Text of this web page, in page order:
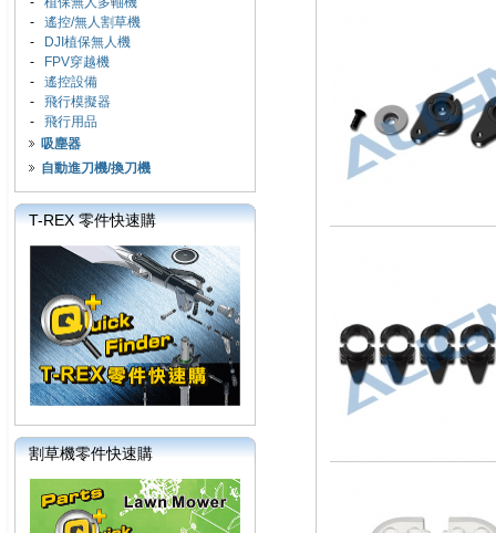
- 遙控/無人割草機
-
DJI植保無人機
-
FPV穿越機
- 遙控設備
- 飛行模擬器
- 飛行用品
吸塵器
自動進刀機/換刀機
T-REX 零件快速購
割草機零件快速購